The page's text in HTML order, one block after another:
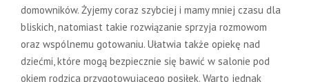
domowników. Żyjemy coraz szybciej i mamy mniej czasu dla
bliskich, natomiast takie rozwiązanie sprzyja rozmowom
oraz wspólnemu gotowaniu. Ułatwia także opiekę nad
dziećmi, które mogą bezpiecznie się bawić w salonie pod
okiem rodzica przygotowującego posiłek. Warto jednak